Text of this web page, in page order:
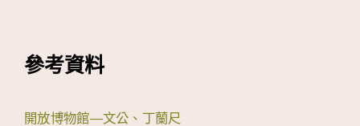
參考資料
開放博物館—文公、丁蘭尺